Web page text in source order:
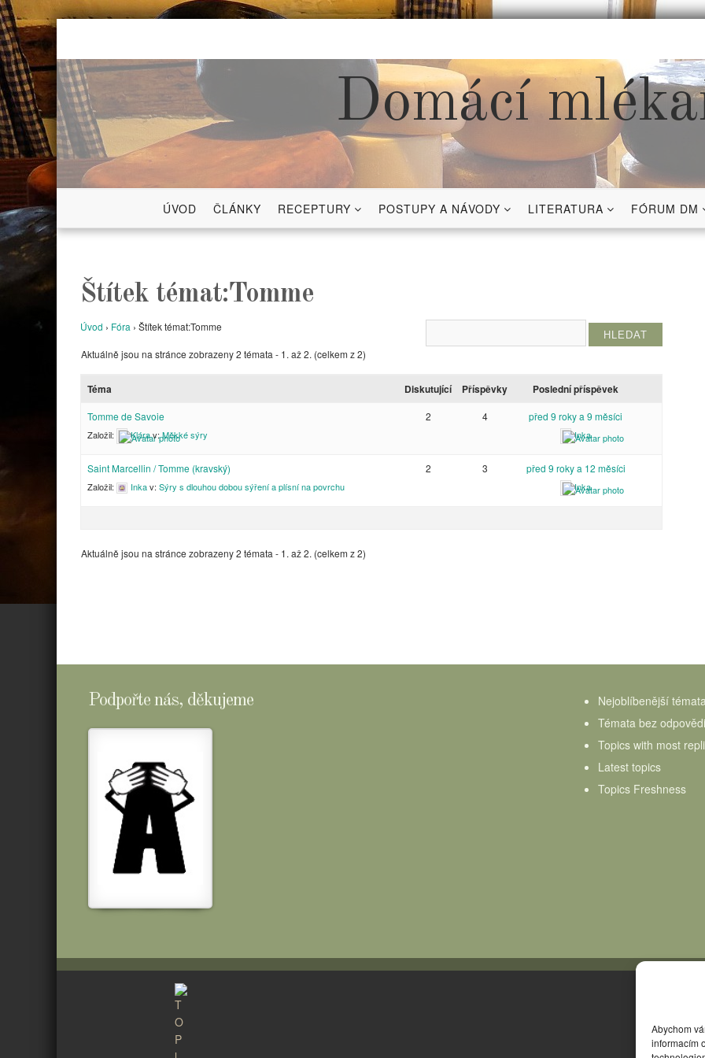
Abychom
informacím
Skip
content
Domácí
ÚVOD ČLÁNKY RECEPTURY POSTUPY A NÁVODY LITERATURA FÓRUM DM
Štítek témat:Tomme
Úvod › Fóra › Štítek témat:Tomme
Aktuálně jsou na stránce zobrazeny 2 témata - 1. až 2. (celkem z 2)
Téma Diskutující Příspěvky Poslední příspěvek
Tomme de Savoie
Založil: Klárav:Měkké sýry
2 4 před 9 roky a 9 měsíci
Inka
Saint Marcellin / Tomme (kravský)
Založil: Inkav: Sýry s dlouhou dobou sýření a plísní na povrchu
2 3 před 9 roky a 12 měsíci
Inka
Aktuálně jsou na stránce zobrazeny 2 témata - 1. až 2. (celkem z 2)
Podpořte nás, děkujeme
Nejoblíbenější
Témata bez odpovědi
Topics with most
Latest topics
Topics Freshness